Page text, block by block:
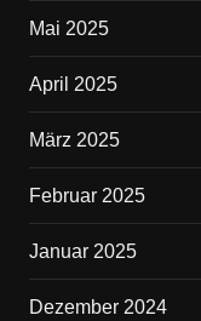
Mai 2025
April 2025
März 2025
Februar 2025
Januar 2025
Dezember 2024